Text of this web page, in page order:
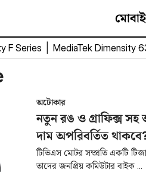
F Series MediaTek Dimensity
অটোকার
নতুন রঙ ও গ্রাফিক্স
দাম অপরিবর্তিত
টিভিএস মোটর সম্প্রতি একটি
তাদের জনপ্রিয় কমিউটার বাইক ...